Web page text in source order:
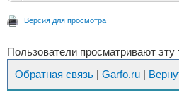
Версия для просмотра
Пользователи просматривают эту
Обратная связь | Garfo.ru |